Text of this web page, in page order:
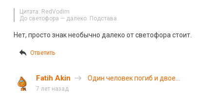
Цитата: RedVodim
До светофора — далеко. Подстава.
Нет, просто знак необычно далеко от светофора стоит.
Ответить
Fatih Akin
Один человек погиб и двое
7 лет назад